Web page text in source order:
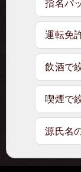
指名パ
運転免
飲酒で
喫煙で
源氏名